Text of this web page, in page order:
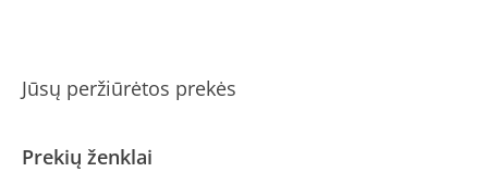
Jūsų peržiūrėtos prekės
Prekių ženklai